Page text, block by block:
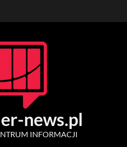
news.pl
INFORMACJI